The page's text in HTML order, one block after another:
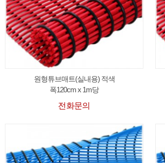
원형튜브매트(실내용) 적색
폭120cm x 1m당
전화문의